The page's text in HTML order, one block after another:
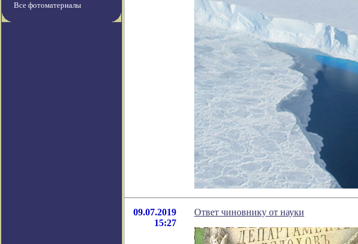
Все фотоматериалы
09.07.2019
15:27
Ответ чиновнику от науки